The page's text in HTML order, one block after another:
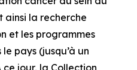
ainsi la recherche
et les programmes
pays (jusqu’à un
ce jour, la Collection